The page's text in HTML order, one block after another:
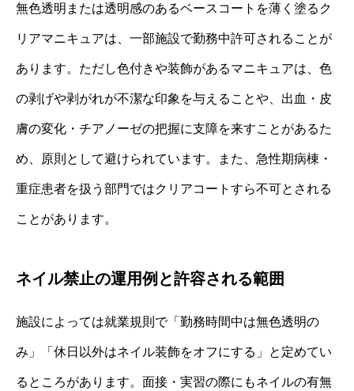
無色透明または透明感のあるベースコートを薄く塗るク
リアマニキュアは、一部施設で勤務中許可されることが
あります。ただし色付きや装飾があるマニキュアは、色
の剥げや剥がれが不潔な印象を与えることや、出血・皮
膚の変化・チアノーゼの把握に支障を来すことがあるた
め、原則として避けられています。また、急性期病棟・
重症患者を扱う部門ではクリアコートすら不可とされる
ことがあります。
ネイル禁止の運用例と許容される範囲
施設によっては就業規則で「勤務時間中は無色透明の
み」「休日以外はネイル装飾をオフにする」と定めてい
るところがあります。面接・実習の際にもネイルの有無